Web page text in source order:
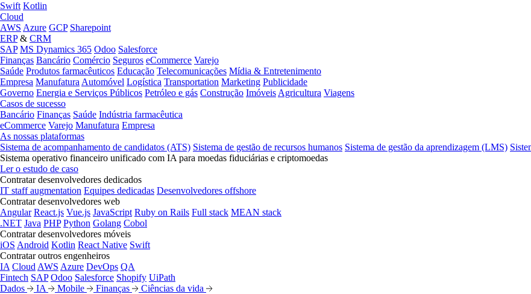
Swift Kotlin
Cloud
AWS Azure GCP Sharepoint
ERP& CRM
SAP MS Dynamics 365 Odoo Salesforce
Finanças Bancário Comércio Seguros eCommerce Varejo
Saúde Produtos farmacêuticos Educação Telecomunicações Mídia & Entretenimento
Empresa Manufatura Automóvel Logística Transportation Marketing Publicidade
Governo Energia e Serviços Públicos Petróleo e gás Construção Imóveis Agricultura Viagens
Casos de sucesso
Bancário Finanças Saúde Indústria farmacêutica
eCommerce Varejo Manufatura Empresa
As nossas plataformas
Sistema de acompanhamento de candidatos (ATS) Sistema de gestão de recursos humanos Sistema de gestão da aprendizagem (LMS)
Sistema operativo financeiro unificado com IA para moedas fiduciárias e criptomoedas
Ler o estudo de caso
Contratar desenvolvedores dedicados
IT staff augmentation Equipes dedicadas Desenvolvedores offshore
Contratar desenvolvedores web
Angular React.js Vue.js JavaScript Ruby on Rails Full stack MEAN stack
.NET Java PHP Python Golang Cobol
Contratar desenvolvedores móveis
iOS Android Kotlin React Native Swift
Contratar outros engenheiros
IA Cloud AWS Azure DevOps QA
Fintech SAP Odoo Salesforce Shopify UiPath
Dados
IA Mobile Finanças Ciências da vida